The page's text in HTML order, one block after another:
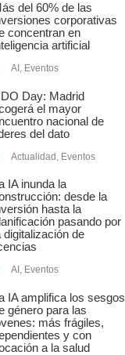
del 60% de las
corporativas
concentran en
artificial
AI , Eventos
Day: Madrid
el mayor
nacional de
del dato
Actualidad Eventos
IA inunda la
desde la
hasta la
pasando por
digitalización de
AI , Eventos
IA amplifica los sesgos
género para las
más frágiles,
y con
a la salud